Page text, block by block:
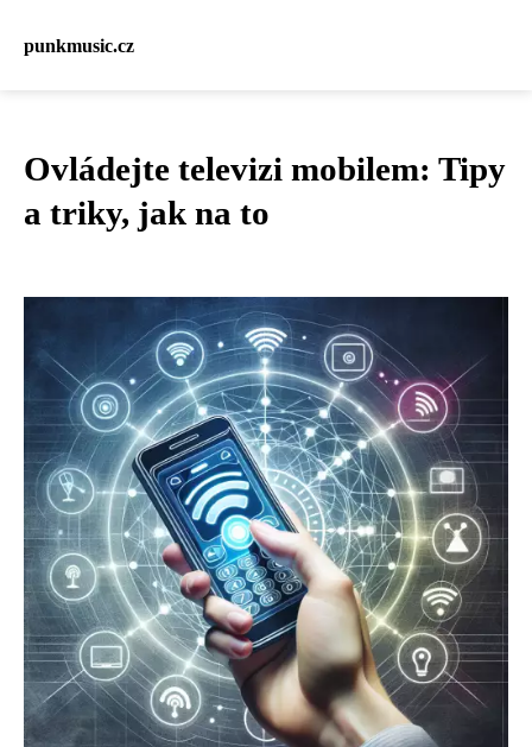
punkmusic.cz
Ovládejte televizi mobilem: Tipy
a triky, jak na to